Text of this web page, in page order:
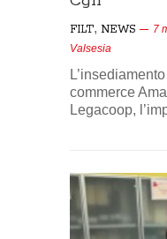
FILT, NEWS 7
Valsesia
commerce
Legacoop,